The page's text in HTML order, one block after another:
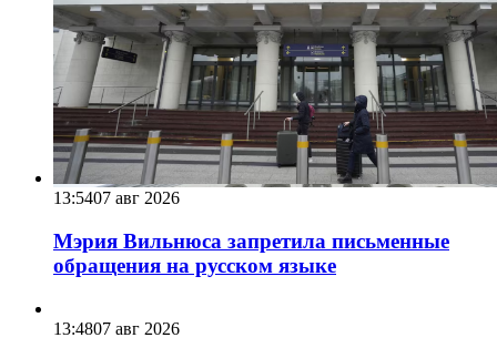
13:5407 авг 2026
Мэрия Вильнюса запретила письменные
обращения на русском языке
13:4807 авг 2026